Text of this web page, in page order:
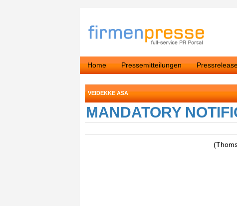
Home Pressemitteilungen
VEIDEKKE ASA
MANDATORY